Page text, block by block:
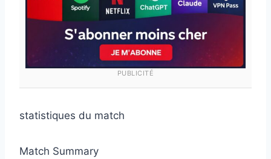
PUBLICITÉ
statistiques du match
Match Summary